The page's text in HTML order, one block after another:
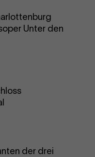
Unter den
der drei